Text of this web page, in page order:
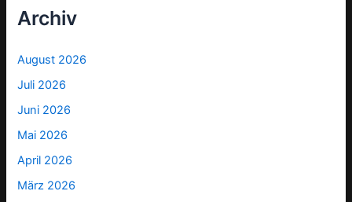
Archiv
August 2026
Juli 2026
Juni 2026
Mai 2026
April 2026
März 2026